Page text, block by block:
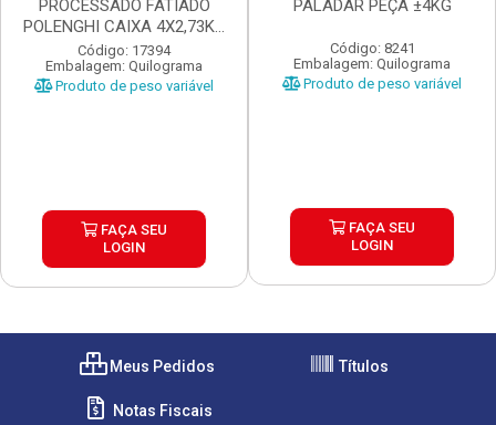
PROCESSADO FATIADO
POLENGHI CAIXA 4X2,73KG
...
Código: 17394
Embalagem: Quilograma
Produto de peso variável
FAÇA SEU
LOGIN
PALADAR PEÇA ±4KG
Código: 8241
Embalagem: Quilograma
Produto de peso variável
FAÇA SEU
LOGIN
Meus Pedidos Títulos
Notas Fiscais